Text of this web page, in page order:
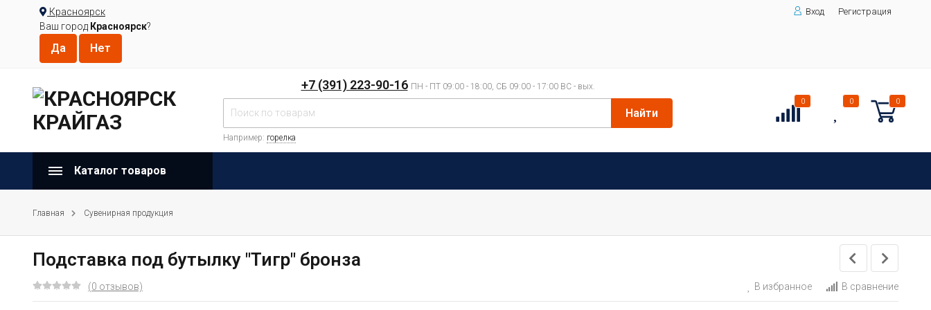
Красноярск
Ваш город Красноярск?
Вход Регистрация
+7 (391) 223-90-16 ПН - ПТ 09:00 - 18:00, СБ 09:00 - 17:00 ВС - вых.
Найти
Например: горелка
0 0 0
Каталог товаров
Главная Сувенирная продукция
Подставка под бутылку "Тигр" бронза
(0 отзывов) В избранное В сравнение